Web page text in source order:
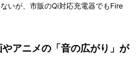
いが、市販のQi対応充電器でもFire
アニメの「音の広がり」が